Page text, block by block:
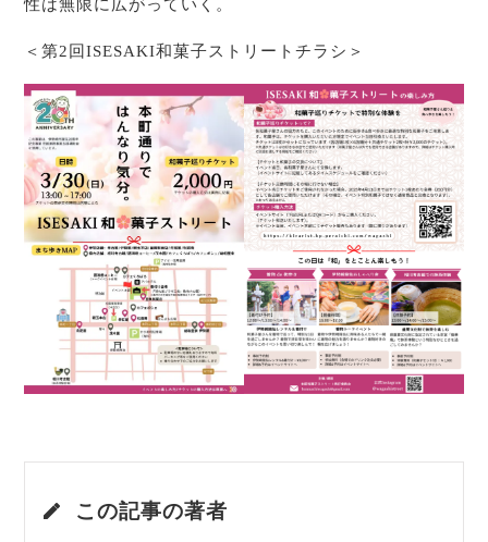
性は無限に広がっていく。
＜第2回ISESAKI和菓子ストリートチラシ＞
この記事の著者